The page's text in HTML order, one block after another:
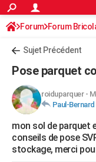
ACTUALITÉS
Politique
Société
Faits Divers
Education
Monde
Villes
+
FINANCE
Retraite
Impôts
Epargne
Immobilier
Risques naturels par
Banque
Assurance
Crédit
AUTO
Essais
Réserver un essai
Citadines
Berlines
SUV
Forum auto
+HIGH-TECH
Mobiles
Meilleur smartphone
Internet
Ordinateurs
Jeux vidéo
Guide high-tech
+
Forum Forum
Sujet Précédent
Pose parquet
roiduparquer-
Paul-Bernard
mon sol de parquet
conseils de pose
stockage, merci